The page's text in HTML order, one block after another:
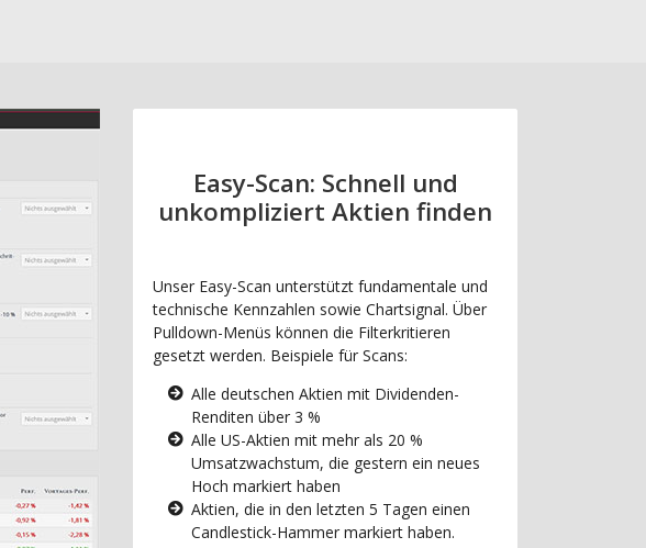
Easy-Scan: Schnell und
unkompliziert Aktien finden
Unser Easy-Scan unterstützt fundamentale und
technische Kennzahlen sowie Chartsignal. Über
Pulldown-Menüs können die Filterkritieren
gesetzt werden. Beispiele für Scans:
Alle deutschen Aktien mit Dividenden-
Renditen über 3 %
Alle US-Aktien mit mehr als 20 %
Umsatzwachstum, die gestern ein neues
Hoch markiert haben
Aktien, die in den letzten 5 Tagen einen
Candlestick-Hammer markiert haben.